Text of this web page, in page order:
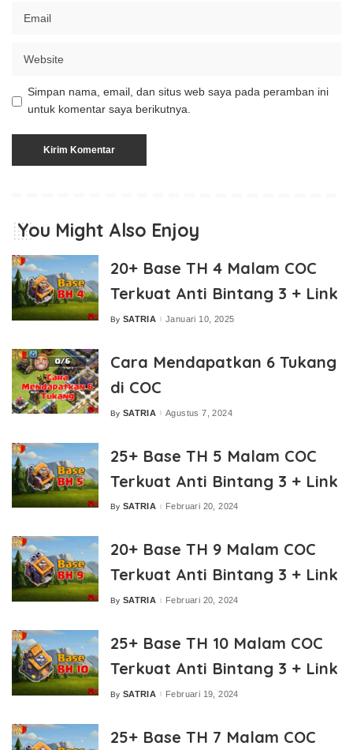
Simpan nama, email, dan situs web saya pada peramban ini
untuk komentar saya berikutnya.
You Might Also Enjoy
20+ Base TH 4 Malam COC
Terkuat Anti Bintang 3 + Link
Posted
By SATRIA Januari 10, 2025
Cara Mendapatkan 6 Tukang
di COC
Posted
By SATRIA Agustus 7, 2024
25+ Base TH 5 Malam COC
Terkuat Anti Bintang 3 + Link
Posted
By SATRIA Februari 20, 2024
20+ Base TH 9 Malam COC
Terkuat Anti Bintang 3 + Link
Posted
By SATRIA Februari 20, 2024
25+ Base TH 10 Malam COC
Terkuat Anti Bintang 3 + Link
Posted
By SATRIA Februari 19, 2024
25+ Base TH 7 Malam COC